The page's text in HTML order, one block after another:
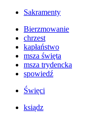
Sakramenty
Bierzmowanie
chrzest
kapłaństwo
msza święta
msza trydencka
spowiedź
Święci
ksiądz